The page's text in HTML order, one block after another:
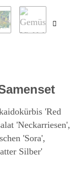
'Red
'Neckarriesen',
'Sora',
Silber'